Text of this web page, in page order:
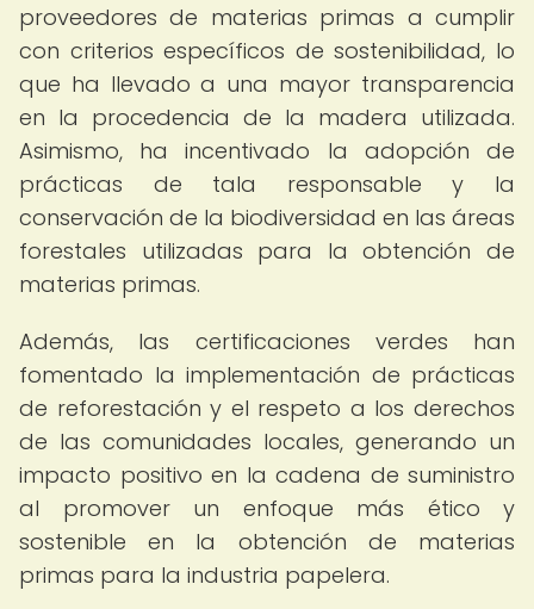
proveedores de materias primas a cumplir
con criterios específicos de sostenibilidad, lo
que ha llevado a una mayor transparencia
en la procedencia de la madera utilizada.
Asimismo, ha incentivado la adopción de
prácticas de tala responsable y la
conservación de la biodiversidad en las áreas
forestales utilizadas para la obtención de
materias primas.
Además, las certificaciones verdes han
fomentado la implementación de prácticas
de reforestación y el respeto a los derechos
de las comunidades locales, generando un
impacto positivo en la cadena de suministro
al promover un enfoque más ético y
sostenible en la obtención de materias
primas para la industria papelera.